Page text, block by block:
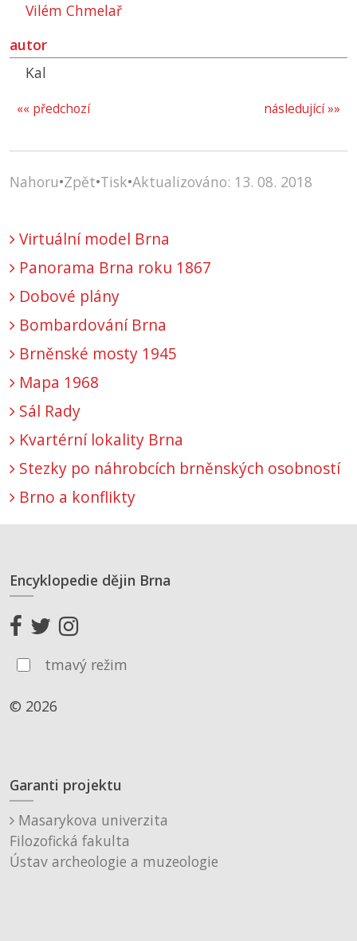
Vilém Chmelař
autor
Kal
následující »»
«« předchozí
Nahoru•Zpět•Tisk•Aktualizováno: 13. 08. 2018
Virtuální model Brna
Panorama Brna roku 1867
Dobové plány
Bombardování Brna
Brněnské mosty 1945
Mapa 1968
Sál Rady
Kvartérní lokality Brna
Stezky po náhrobcích brněnských osobností
Brno a konflikty
Encyklopedie dějin Brna
tmavý režim
© 2026
Garanti projektu
Masarykova univerzita
Filozofická fakulta
Ústav archeologie a muzeologie